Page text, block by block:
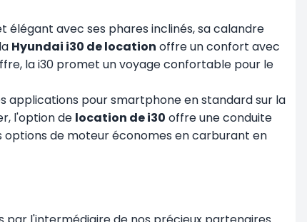
élégant avec ses phares inclinés, sa calandre
Hyundai i30 de location offre un confort avec
la i30 promet un voyage confortable pour le
applications pour smartphone en standard sur la
l'option de location de i30 offre une conduite
options de moteur économes en carburant en